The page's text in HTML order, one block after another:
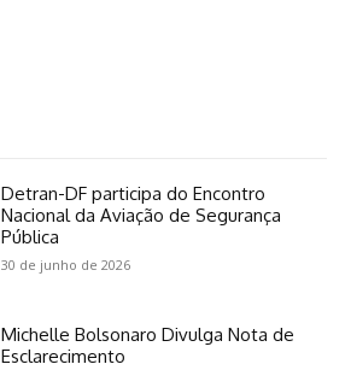
Detran-DF participa do Encontro
Nacional da Aviação de Segurança
Pública
30 de junho de 2026
Michelle Bolsonaro Divulga Nota de
Esclarecimento